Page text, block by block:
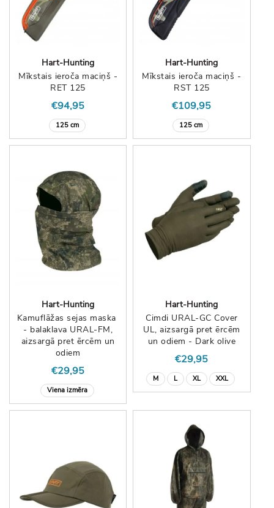
Hart-Hunting
Mīkstais ieroča maciņš -
RET 125
€94,95
125 cm
Hart-Hunting
Mīkstais ieroča maciņš -
RST 125
€109,95
125 cm
Hart-Hunting
Kamuflāžas sejas maska ​​
- balaklava URAL-FM,
aizsargā pret ērcēm un
odiem
€29,95
Viena izmēra
Hart-Hunting
Cimdi URAL-GC Cover
UL, aizsargā pret ērcēm
un odiem - Dark olive
€29,95
M L XL XXL